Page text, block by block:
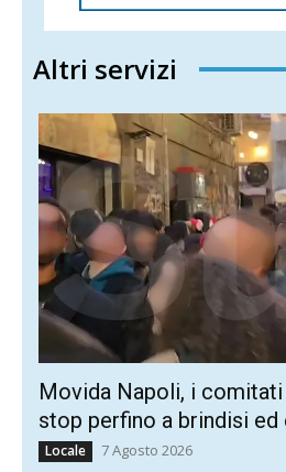
Altri servizi
Movida Napoli, i
stop perfino a brindisi ed
Locale 7 Agosto 2026